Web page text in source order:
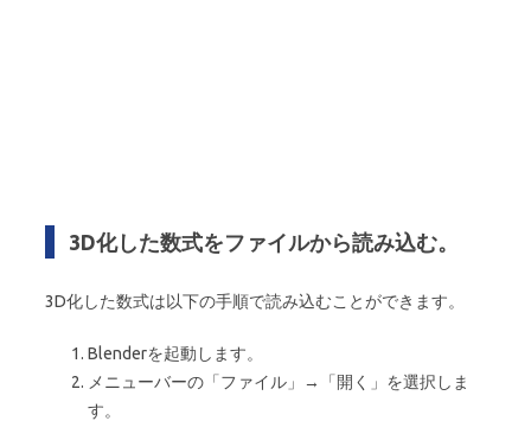
3D化した数式をファイルから読み込む。
3D化した数式は以下の手順で読み込むことができます。
Blenderを起動します。
メニューバーの「ファイル」→「開く」を選択しま
す。